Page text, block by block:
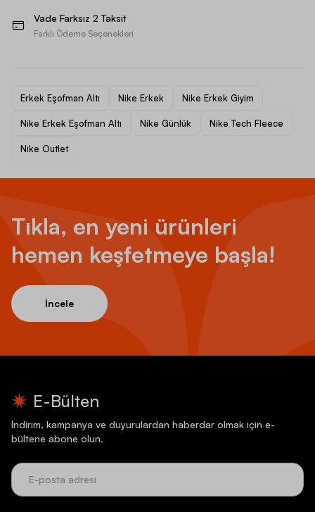
Vade Farksız 2 Taksit
Farklı Ödeme Seçenekleri
Erkek Eşofman Altı Nike Erkek Nike Erkek Giyim
Nike Erkek Eşofman Altı Nike Günlük Nike Tech Fleece
Nike Outlet
Tıkla, en yeni ürünleri
hemen keşfetmeye başla!
İncele
E-Bülten
İndirim, kampanya ve duyurulardan haberdar olmak için e-
bültene abone olun.